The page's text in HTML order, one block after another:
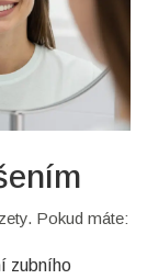
Pokud máte:
zubního